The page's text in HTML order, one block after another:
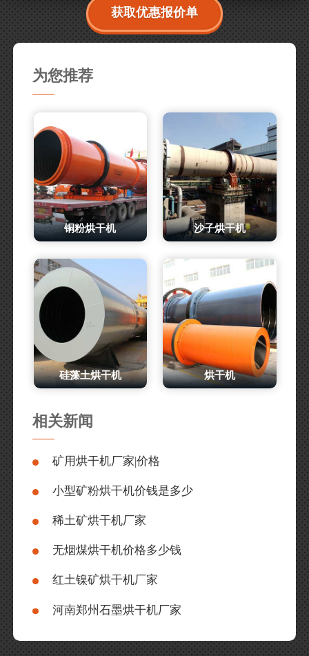
获取优惠报价单
为您推荐
铜粉烘干机 沙子烘干机
硅藻土烘干机 烘干机
相关新闻
矿用烘干机厂家|价格
小型矿粉烘干机价钱是多少
稀土矿烘干机厂家
无烟煤烘干机价格多少钱
红土镍矿烘干机厂家
河南郑州石墨烘干机厂家